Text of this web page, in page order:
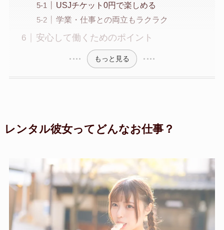
USJチケット0円で楽しめる
学業・仕事との両立もラクラク
安心して働くためのポイント
もっと見る
レンタル彼女ってどんなお仕事？